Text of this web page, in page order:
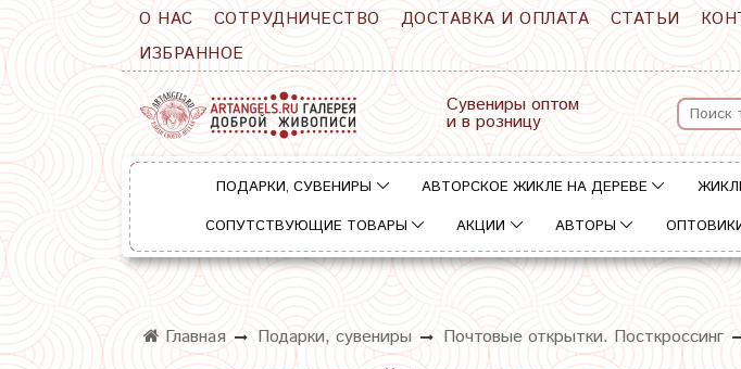
О НАС СОТРУДНИЧЕСТВО ДОСТАВКА И ОПЛАТА СТАТЬИ
ИЗБРАННОЕ
Сувениры оптом
и в розницу
ПОДАРКИ, СУВЕНИРЫ АВТОРСКОЕ ЖИКЛЕ НА ДЕРЕВЕ
СОПУТСТВУЮЩИЕ ТОВАРЫ
АКЦИИ АВТОРЫ
Главная Подарки, сувениры Почтовые открытки. Посткроссинг